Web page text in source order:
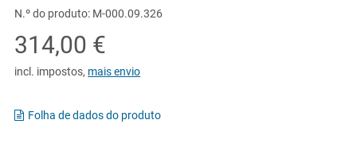
N.º do produto: M-000.09.326
314,00 €
incl. impostos, mais envio
Folha de dados do produto